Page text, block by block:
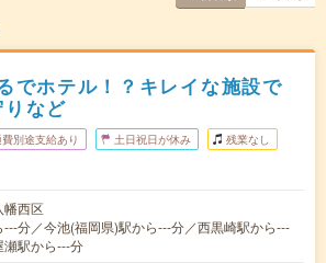
でホテル！？キレイな施設で
など
費別途支給あり 土日祝日が休み 残業なし
幡西区
---分／今池(福岡県)駅から---分／西黒崎駅から---
瀬駅から---分